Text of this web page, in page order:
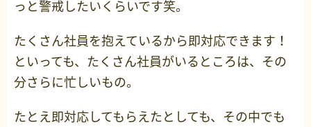
っと警戒したいくらいです笑。
たくさん社員を抱えているから即対応できます！
といっても、たくさん社員がいるところは、その
分さらに忙しいもの。
たとえ即対応してもらえたとしても、その中でも